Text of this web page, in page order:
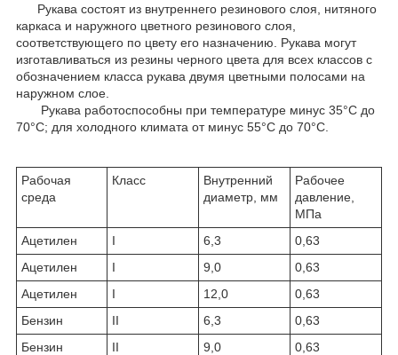
Рукава состоят из внутреннего резинового слоя, нитяного
каркаса и наружного цветного резинового слоя,
соответствующего по цвету его назначению. Рукава могут
изготавливаться из резины черного цвета для всех классов с
обозначением класса рукава двумя цветными полосами на
наружном слое.
Рукава работоспособны при температуре минус 35°С до
70°С; для холодного климата от минус 55°С до 70°С.
Рабочая
среда
Класс
Внутренний
диаметр, мм
Рабочее
давление,
МПа
Ацетилен
І 6,3
0,63
Ацетилен
І 9,0
0,63
Ацетилен
І 12,0
0,63
Бензин
ІІ 6,3
0,63
Бензин
ІІ 9,0
0,63